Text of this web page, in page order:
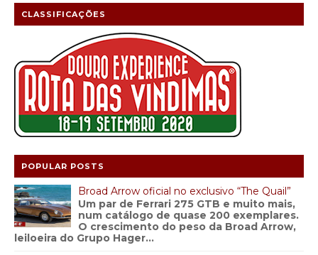
CLASSIFICAÇÕES
POPULAR POSTS
Broad Arrow oficial no exclusivo “The Quail”
Um par de Ferrari 275 GTB e muito mais,
num catálogo de quase 200 exemplares.
O crescimento do peso da Broad Arrow,
leiloeira do Grupo Hager...